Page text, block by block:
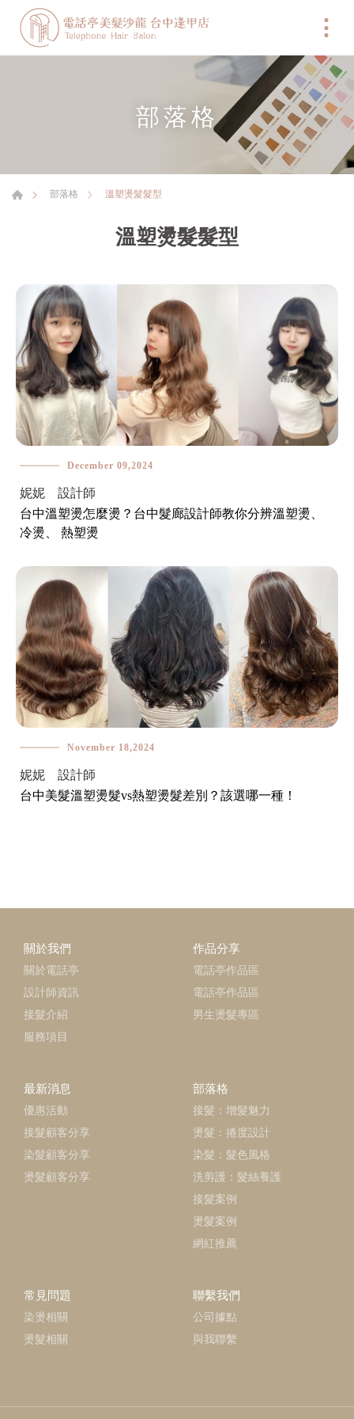
部落格
部落格 溫塑燙髮髮型
溫塑燙髮髮型
December 09,2024
妮妮 設計師
台中溫塑燙怎麼燙？台中髮廊設計師教你分辨溫塑燙、
冷燙、 熱塑燙
November 18,2024
妮妮 設計師
台中美髮溫塑燙髮vs熱塑燙髮差別？該選哪一種！
關於我們
關於電話亭
設計師資訊
接髮介紹
服務項目
作品分享
電話亭作品區
電話亭作品區
男生燙髮專區
最新消息
優惠活動
接髮顧客分享
染髮顧客分享
燙髮顧客分享
部落格
接髮：增髮魅力
燙髮：捲度設計
染髮：髮色風格
洗剪護：髮絲養護
接髮案例
燙髮案例
網紅推薦
常見問題
染燙相關
燙髮相關
聯繫我們
公司據點
與我聯繫